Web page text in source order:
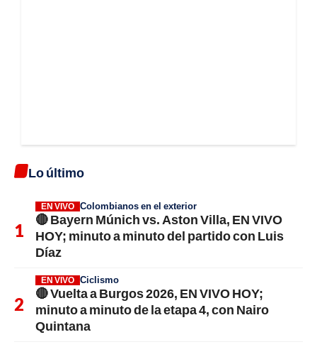
Lo último
EN VIVO Colombianos en el exterior
🔴 Bayern Múnich vs. Aston Villa, EN VIVO
HOY; minuto a minuto del partido con Luis
Díaz
EN VIVO Ciclismo
🔴 Vuelta a Burgos 2026, EN VIVO HOY;
minuto a minuto de la etapa 4, con Nairo
Quintana